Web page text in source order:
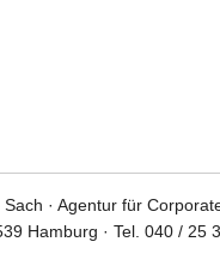
Sach · Agentur für
Hamburg · Tel. 040 / 25